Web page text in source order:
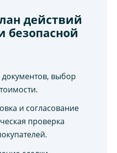
действий
безопасной
выбор
и согласование
проверка